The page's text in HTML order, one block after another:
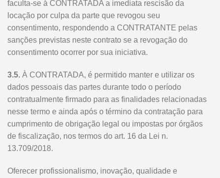
faculta-se à CONTRATADA a imediata rescisão da
locação por culpa da parte que revogou seu
consentimento, respondendo a CONTRATANTE pelas
sanções previstas neste contrato se a revogação do
consentimento ocorrer por sua iniciativa.
3.5. À CONTRATADA, é permitido manter e utilizar os
dados pessoais das partes durante todo o período
contratualmente firmado para as finalidades relacionadas
nesse termo e ainda após o término da contratação para
cumprimento de obrigação legal ou impostas por órgãos
de fiscalização, nos termos do art. 16 da Lei n.
13.709/2018.
Oferecer profissionalismo, inovação, qualidade e